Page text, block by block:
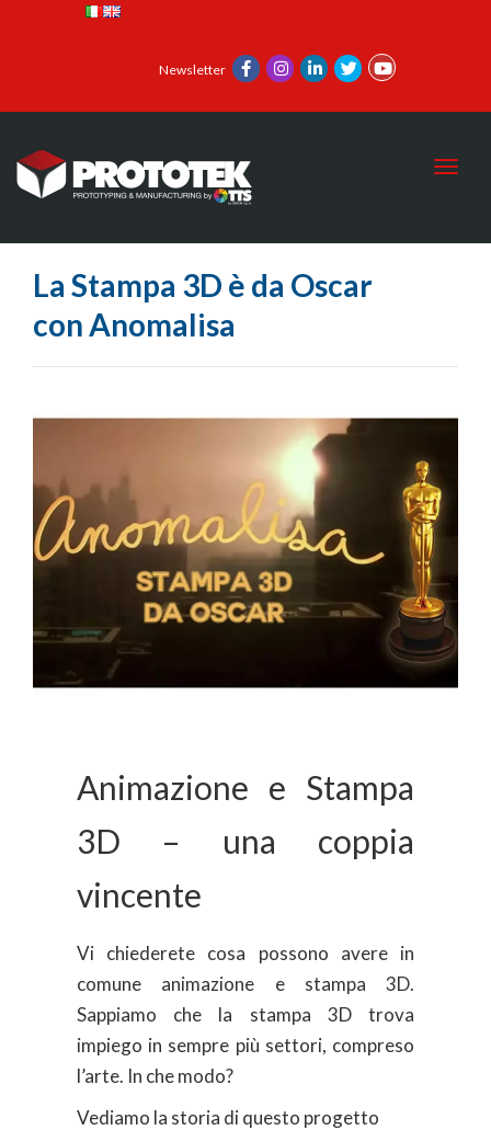
Newsletter
La Stampa 3D è da Oscar
con Anomalisa
Animazione e Stampa
3D – una coppia
vincente
Vi chiederete cosa possono avere in
comune animazione e stampa 3D.
Sappiamo che la stampa 3D trova
impiego in sempre più settori, compreso
l’arte. In che modo?
Vediamo la storia di questo progetto